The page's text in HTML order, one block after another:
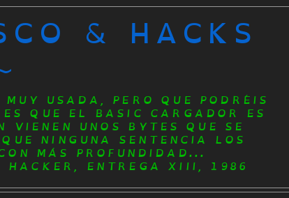
& HACKS
USADA, PERO QUE PODRÉIS
QUE EL BASIC CARGADOR ES
UNOS BYTES QUE SE
NINGUNA SENTENCIA LOS
MÁS PROFUNDIDAD...
ENTREGA XIII, 1986